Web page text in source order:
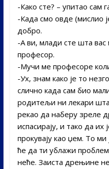
-Како сте? – упитао сам
-Када смо овде (мислио
добро.
-А ви, млади сте шта вас
професор.
-Мучи ме професоре
-Ух, знам како је то
слично када сам био
родитељи ни лекари
рекао да наберу зреле
испасирају, и тако да
прокувају као џем. То
ће да ти ублажи
неће. Заиста дрењине